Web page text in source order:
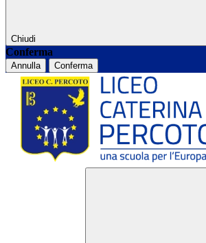
Chiudi
Conferma
Annulla Conferma